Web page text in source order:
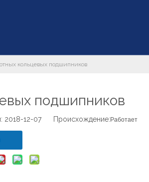
кольцевых подшипников
подшипников
2018-12-07 Происхождение: Работает